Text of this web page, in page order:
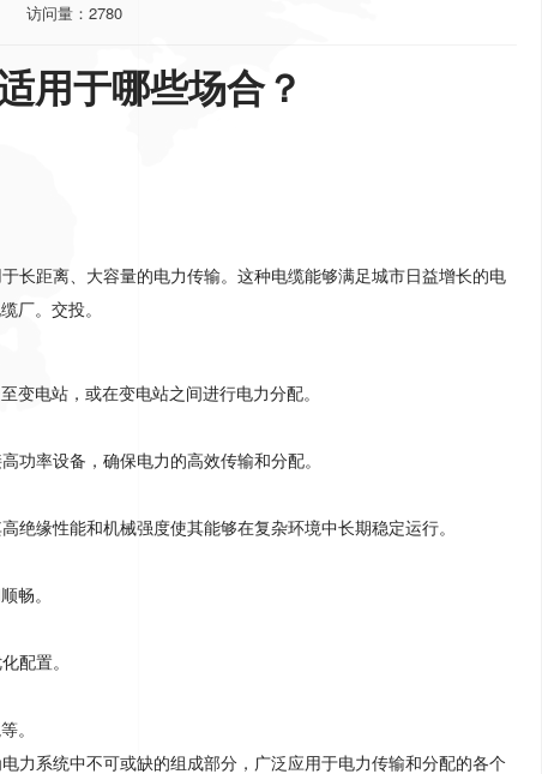
访问量：2780
用于哪些场合？
长距离、大容量的电力传输。这种电缆能够满足城市日益增长的电
厂。交投。
变电站，或在变电站之间进行电力分配。
功率设备，确保电力的高效传输和分配。
绝缘性能和机械强度使其能够在复杂环境中长期稳定运行。
畅。
配置。
。
力系统中不可或缺的组成部分，广泛应用于电力传输和分配的各个